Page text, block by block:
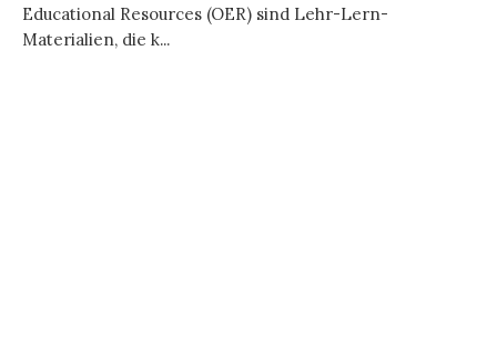
Educational Resources (OER) sind Lehr-Lern-
Materialien, die k...